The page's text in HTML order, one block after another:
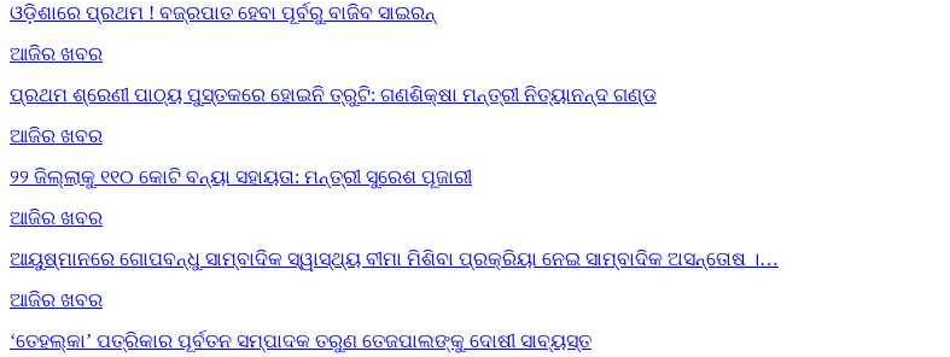
ଓଡ଼ିଶାରେ ପ୍ରଥମ ! ବଜ୍ରପାତ ହେବା ପୂର୍ବରୁ ବାଜିବ ସାଇରନ୍
ଆଜିର ଖବର
ପ୍ରଥମ ଶ୍ରେଣୀ ପାଠ୍ୟ ପୁସ୍ତକରେ ହୋଇନି ତ୍ରୁଟି: ଗଣଶିକ୍ଷା ମନ୍ତ୍ରୀ ନିତ୍ୟାନନ୍ଦ ଗଣ୍ଡ
ଆଜିର ଖବର
୨୨ ଜିଲ୍ଲାକୁ ୧୧୦ କୋଟି ବନ୍ୟା ସହାୟତା: ମନ୍ତ୍ରୀ ସୁରେଶ ପୂଜାରୀ
ଆଜିର ଖବର
ଆୟୁଷ୍ମାନରେ ଗୋପବନ୍ଧୁ ସାମ୍ବାଦିକ ସ୍ୱାସ୍ଥ୍ୟ ବୀମା ମିଶିବା ପ୍ରକ୍ରିୟା ନେଇ ସାମ୍ବାଦିକ ଅସନ୍ତୋଷ ।…
ଆଜିର ଖବର
‘ତେହଲ୍‌କା’ ପତ୍ରିକାର ପୂର୍ବତନ ସମ୍ପାଦକ ତରୁଣ ତେଜପାଲଙ୍କୁ ଦୋଷୀ ସାବ୍ୟସ୍ତ